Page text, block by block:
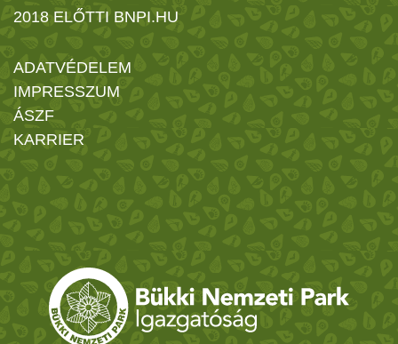
2018 ELŐTTI BNPI.HU
ADATVÉDELEM
IMPRESSZUM
ÁSZF
KARRIER